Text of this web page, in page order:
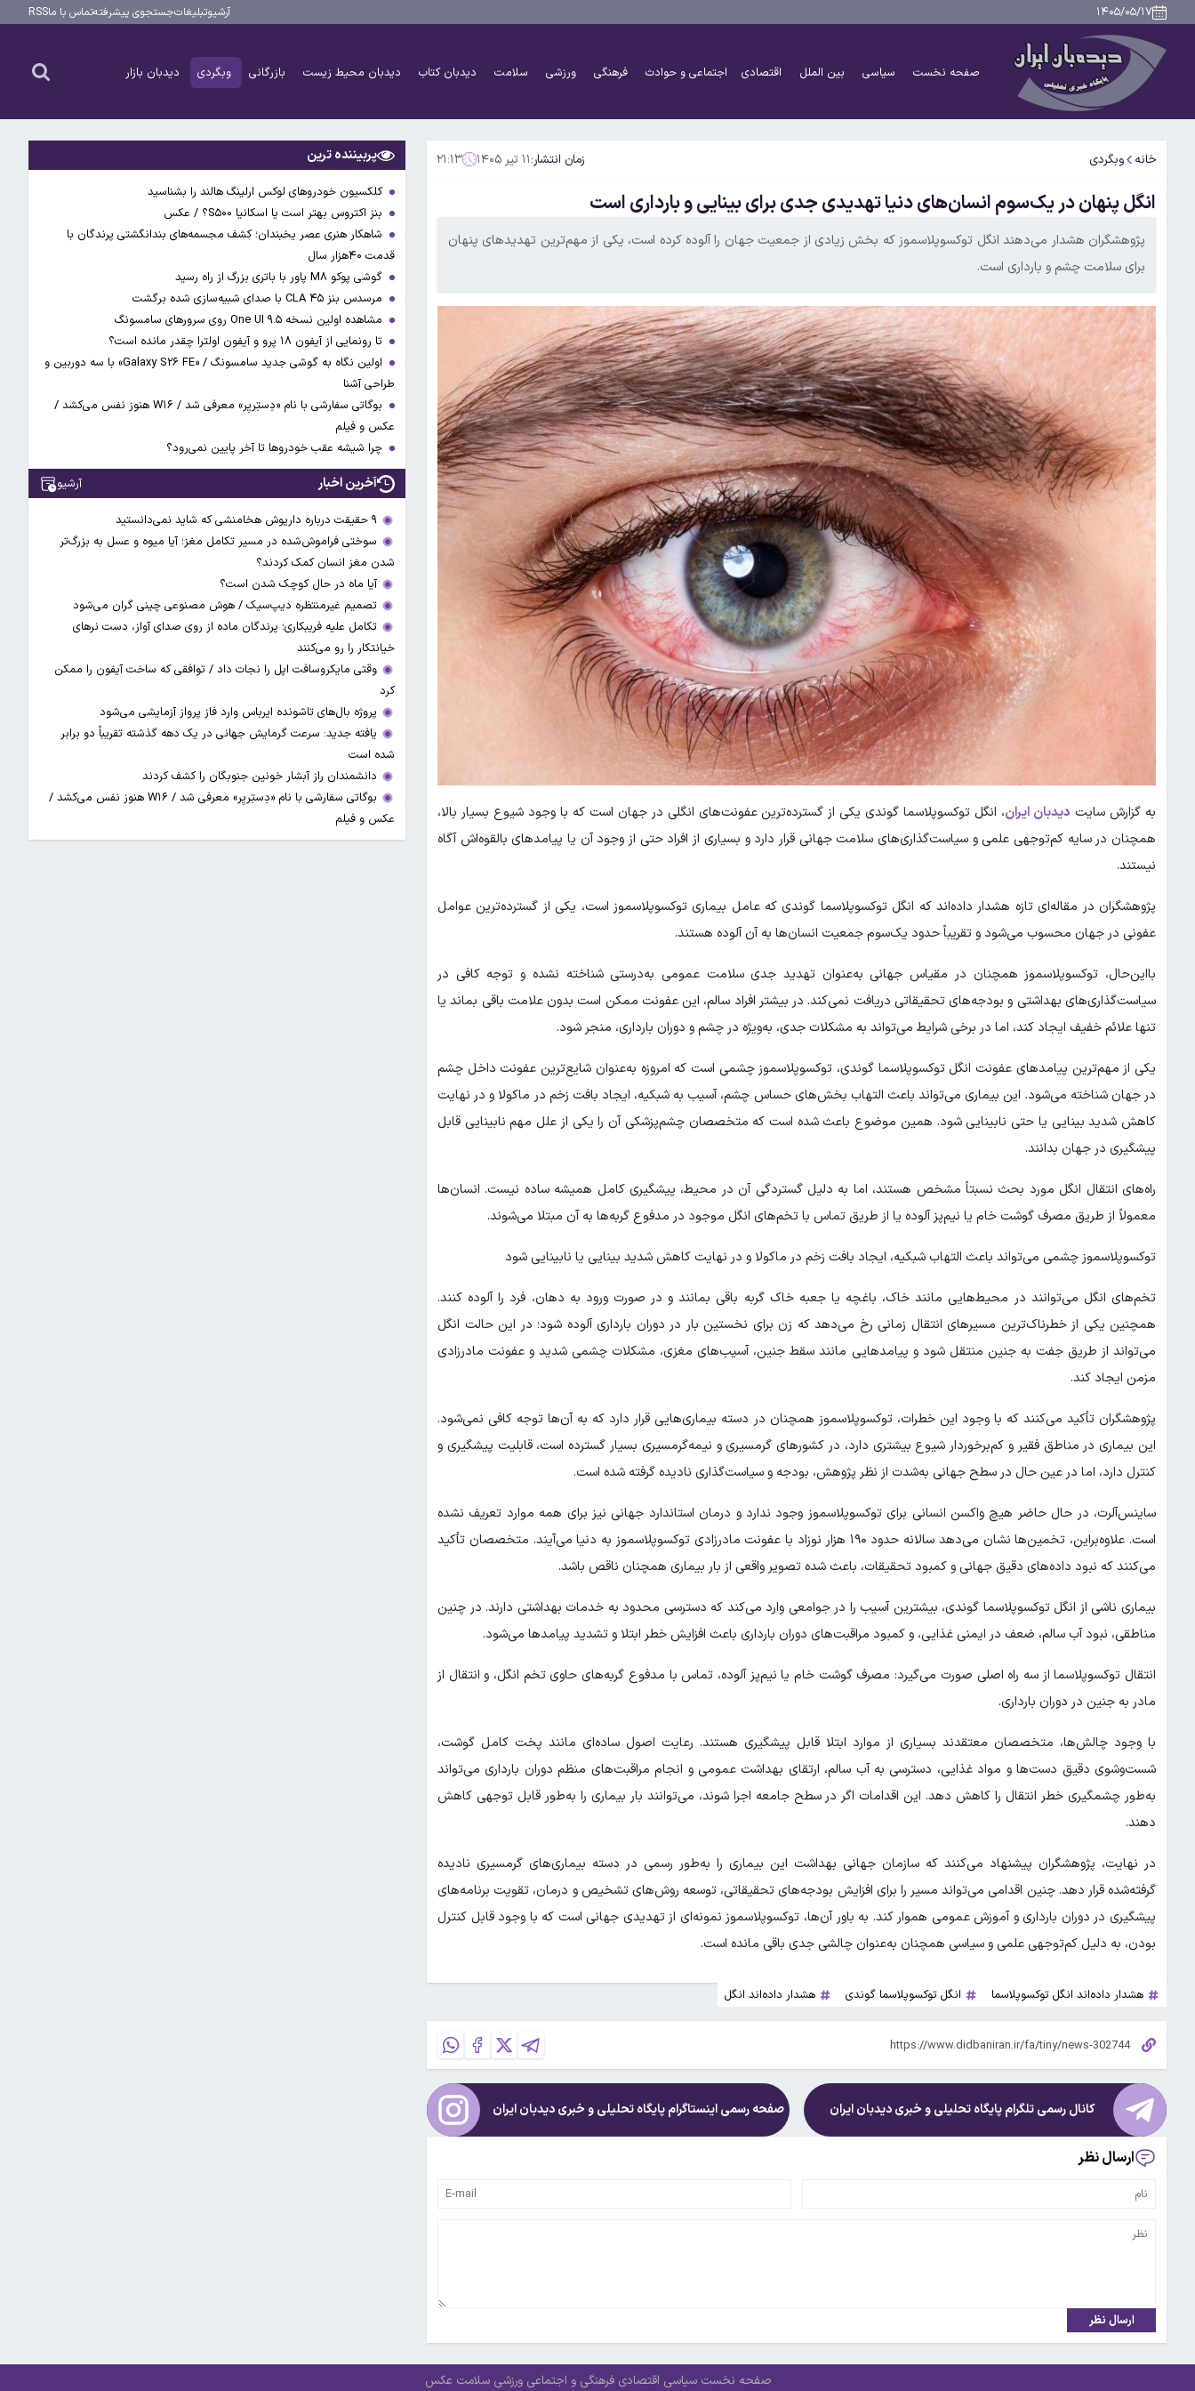
۱۴۰۵/۰۵/۱۷ آرشیوتبلیغاتجستجوی پیشرفتهتماس با ماRSS
صفحه نخست سیاسی بین الملل اقتصادی اجتماعی و حوادث فرهنگی ورزشی سلامت دیدبان کتاب دیدبان محیط زیست بازرگانی وبگردی دیدبان بازار
خانه وبگردی زمان انتشار:۱۱ تیر ۱۴۰۵ ۲۱:۱۳
انگل پنهان در یک‌سوم انسان‌های دنیا تهدیدی جدی برای بینایی و بارداری است
پژوهشگران هشدار می‌دهند انگل توکسوپلاسموز که بخش زیادی از جمعیت جهان را آلوده کرده است، یکی از مهم‌ترین تهدیدهای پنهان
برای سلامت چشم و بارداری است.
به گزارش سایت دیدبان ایران، انگل توکسوپلاسما گوندی یکی از گسترده‌ترین عفونت‌های انگلی در جهان است که با وجود شیوع بسیار بالا،
همچنان در سایه کم‌توجهی علمی و سیاست‌گذاری‌های سلامت جهانی قرار دارد و بسیاری از افراد حتی از وجود آن یا پیامدهای بالقوه‌اش آگاه
نیستند.
پژوهشگران در مقاله‌ای تازه هشدار داده‌اند که انگل توکسوپلاسما گوندی که عامل بیماری توکسوپلاسموز است، یکی از گسترده‌ترین عوامل
عفونی در جهان محسوب می‌شود و تقریباً حدود یک‌سوم جمعیت انسان‌ها به آن آلوده هستند.
با‌این‌حال، توکسوپلاسموز همچنان در مقیاس جهانی به‌عنوان تهدید جدی سلامت عمومی به‌درستی شناخته نشده و توجه کافی در
سیاست‌گذاری‌های بهداشتی و بودجه‌های تحقیقاتی دریافت نمی‌کند. در بیشتر افراد سالم، این عفونت ممکن است بدون علامت باقی بماند یا
تنها علائم خفیف ایجاد کند، اما در برخی شرایط می‌تواند به مشکلات جدی، به‌ویژه در چشم و دوران بارداری، منجر شود.
یکی از مهم‌ترین پیامدهای عفونت انگل توکسوپلاسما گوندی، توکسوپلاسموز چشمی است که امروزه به‌عنوان شایع‌ترین عفونت داخل چشم
در جهان شناخته می‌شود. این بیماری می‌تواند باعث التهاب بخش‌های حساس چشم، آسیب به شبکیه، ایجاد بافت زخم در ماکولا و در نهایت
کاهش شدید بینایی یا حتی نابینایی شود. همین موضوع باعث شده است که متخصصان چشم‌پزشکی آن را یکی از علل مهم نابینایی قابل
پیشگیری در جهان بدانند.
راه‌های انتقال انگل مورد بحث نسبتاً مشخص هستند، اما به دلیل گستردگی آن در محیط، پیشگیری کامل همیشه ساده نیست. انسان‌ها
معمولاً از طریق مصرف گوشت خام یا نیم‌پز آلوده یا از طریق تماس با تخم‌های انگل موجود در مدفوع گربه‌ها به آن مبتلا می‌شوند.
توکسوپلاسموز چشمی می‌تواند باعث التهاب شبکیه، ایجاد بافت زخم در ماکولا و در نهایت کاهش شدید بینایی یا نابینایی شود
تخم‌های انگل می‌توانند در محیط‌هایی مانند خاک، باغچه یا جعبه خاک گربه باقی بمانند و در صورت ورود به دهان، فرد را آلوده کنند.
همچنین یکی از خطرناک‌ترین مسیرهای انتقال زمانی رخ می‌دهد که زن برای نخستین بار در دوران بارداری آلوده شود؛ در این حالت انگل
می‌تواند از طریق جفت به جنین منتقل شود و پیامدهایی مانند سقط جنین، آسیب‌های مغزی، مشکلات چشمی شدید و عفونت مادرزادی
مزمن ایجاد کند.
پژوهشگران تأکید می‌کنند که با وجود این خطرات، توکسوپلاسموز همچنان در دسته بیماری‌هایی قرار دارد که به آن‌ها توجه کافی نمی‌شود.
این بیماری در مناطق فقیر و کم‌برخوردار شیوع بیشتری دارد، در کشورهای گرمسیری و نیمه‌گرمسیری بسیار گسترده است، قابلیت پیشگیری و
کنترل دارد، اما در عین حال در سطح جهانی به‌شدت از نظر پژوهش، بودجه و سیاست‌گذاری نادیده گرفته شده است.
ساینس‌آلرت، در حال حاضر هیچ واکسن انسانی برای توکسوپلاسموز وجود ندارد و درمان استاندارد جهانی نیز برای همه موارد تعریف نشده
است. علاوه‌بر‌این، تخمین‌ها نشان می‌دهد سالانه حدود ۱۹۰ هزار نوزاد با عفونت مادرزادی توکسوپلاسموز به دنیا می‌آیند. متخصصان تأکید
می‌کنند که نبود داده‌های دقیق جهانی و کمبود تحقیقات، باعث شده تصویر واقعی از بار بیماری همچنان ناقص باشد.
بیماری ناشی از انگل توکسوپلاسما گوندی، بیشترین آسیب را در جوامعی وارد می‌کند که دسترسی محدود به خدمات بهداشتی دارند. در چنین
مناطقی، نبود آب سالم، ضعف در ایمنی غذایی، و کمبود مراقبت‌های دوران بارداری باعث افزایش خطر ابتلا و تشدید پیامدها می‌شود.
انتقال توکسوپلاسما از سه راه اصلی صورت می‌گیرد: مصرف گوشت خام یا نیم‌پز آلوده، تماس با مدفوع گربه‌های حاوی تخم انگل، و انتقال از
مادر به جنین در دوران بارداری.
با وجود چالش‌ها، متخصصان معتقدند بسیاری از موارد ابتلا قابل پیشگیری هستند. رعایت اصول ساده‌ای مانند پخت کامل گوشت،
شست‌وشوی دقیق دست‌ها و مواد غذایی، دسترسی به آب سالم، ارتقای بهداشت عمومی و انجام مراقبت‌های منظم دوران بارداری می‌تواند
به‌طور چشمگیری خطر انتقال را کاهش دهد. این اقدامات اگر در سطح جامعه اجرا شوند، می‌توانند بار بیماری را به‌طور قابل توجهی کاهش
دهند.
در نهایت، پژوهشگران پیشنهاد می‌کنند که سازمان جهانی بهداشت این بیماری را به‌طور رسمی در دسته بیماری‌های گرمسیری نادیده
گرفته‌شده قرار دهد. چنین اقدامی می‌تواند مسیر را برای افزایش بودجه‌های تحقیقاتی، توسعه روش‌های تشخیص و درمان، تقویت برنامه‌های
پیشگیری در دوران بارداری و آموزش عمومی هموار کند. به باور آن‌ها، توکسوپلاسموز نمونه‌ای از تهدیدی جهانی است که با وجود قابل کنترل
بودن، به دلیل کم‌توجهی علمی و سیاسی همچنان به‌عنوان چالشی جدی باقی مانده است.
هشدار داده‌اند انگل توکسوپلاسما انگل توکسوپلاسما گوندی هشدار داده‌اند انگل
کانال رسمی تلگرام پایگاه تحلیلی و خبریدیدبان ایران صفحه رسمی اینستاگرام پایگاه تحلیلی و خبریدیدبان ایران
ارسال نظر
ارسال نظر
پربیننده ترین
کلکسیون خودروهای لوکس ارلینگ هالند را بشناسید
بنز اکتروس بهتر است یا اسکانیا S۵۰۰؟ / عکس
شاهکار هنری عصر یخبندان؛ کشف مجسمه‌های بندانگشتی‌ پرندگان با
قدمت ۴۰هزار سال
گوشی پوکو M۸ پاور با باتری بزرگ از راه رسید
مرسدس بنز CLA ۴۵ با صدای شبیه‌سازی شده برگشت
مشاهده اولین نسخه One UI ۹.۵ روی سرورهای سامسونگ
تا رونمایی از آیفون ۱۸ پرو و آیفون اولترا چقدر مانده است؟
اولین نگاه به گوشی جدید سامسونگ / «Galaxy S۲۶ FE» با سه دوربین و
طراحی آشنا
بوگاتی سفارشی با نام «دِستِریِر» معرفی شد / W۱۶ هنوز نفس می‌کشد /
عکس و فیلم
چرا شیشه عقب خودروها تا آخر پایین نمی‌رود؟
آخرین اخبار آرشیو
۹ حقیقت درباره داریوش هخامنشی که شاید نمی‌دانستید
سوختی فراموش‌شده در مسیر تکامل مغز؛ آیا میوه و عسل به بزرگ‌تر
شدن مغز انسان کمک کردند؟
آیا ماه در حال کوچک شدن است؟
تصمیم غیرمنتظره دیپ‌سیک / هوش مصنوعی چینی گران می‌شود
تکامل علیه فریبکاری؛ پرندگان ماده از روی صدای آواز، دست نرهای
خیانتکار را رو می‌کنند
وقتی مایکروسافت اپل را نجات داد / توافقی که ساخت آیفون را ممکن
کرد
پروژه بال‌های تاشونده ایرباس وارد فاز پرواز آزمایشی می‌شود
یافته جدید: سرعت گرمایش جهانی در یک دهه گذشته تقریباً دو برابر
شده است
دانشمندان راز آبشار خونین جنوبگان را کشف کردند
بوگاتی سفارشی با نام «دِستِریِر» معرفی شد / W۱۶ هنوز نفس می‌کشد /
عکس و فیلم
صفحه نخست سیاسی اقتصادی فرهنگی و اجتماعی ورزشی سلامت عکس